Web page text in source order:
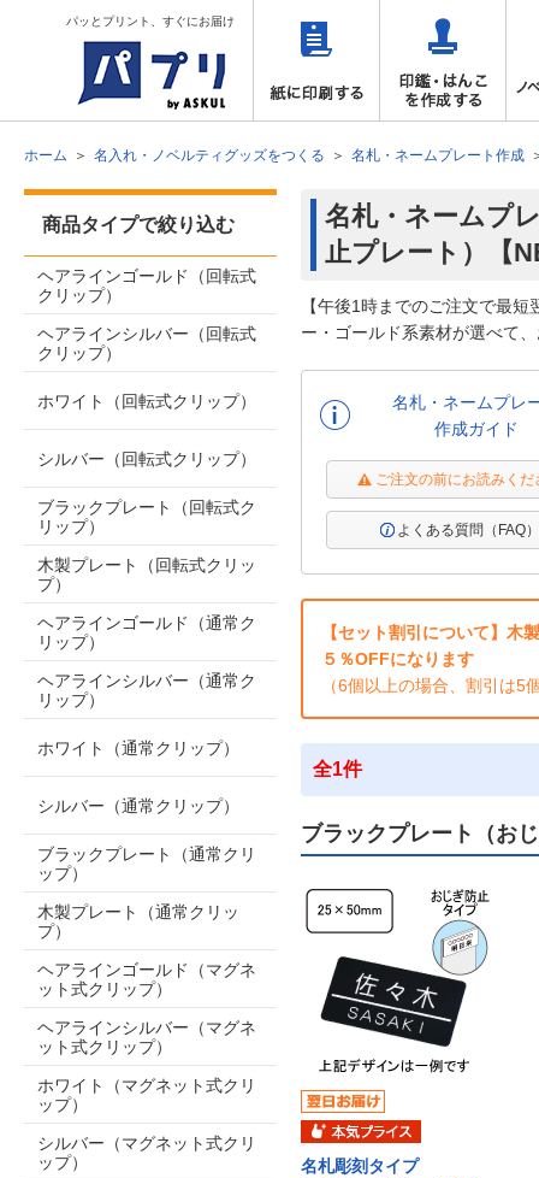
パッとプリント、すぐにお届け
ホーム 名入れ・ノベルティグッズをつくる 名札・ネームプレート作成
名札・ネームプ
止プレート）【
【午後1時までのご注文で最
ー・ゴールド系素材が選べて
名札・ネームプレ
作成ガイド
ご注文の前にお読みくだ
よくある質問（FAQ
【セット割引について】木
５％OFFになります
（6個以上の場合、割引は
全1件
ブラックプレート（お
名札彫刻タイプ
商品タイプで絞り込む
ヘアラインゴールド（回転式
クリップ）
ヘアラインシルバー（回転式
クリップ）
ホワイト（回転式クリップ）
シルバー（回転式クリップ）
ブラックプレート（回転式ク
リップ）
木製プレート（回転式クリッ
プ）
ヘアラインゴールド（通常ク
リップ）
ヘアラインシルバー（通常ク
リップ）
ホワイト（通常クリップ）
シルバー（通常クリップ）
ブラックプレート（通常クリ
ップ）
木製プレート（通常クリッ
プ）
ヘアラインゴールド（マグネ
ット式クリップ）
ヘアラインシルバー（マグネ
ット式クリップ）
ホワイト（マグネット式クリ
ップ）
シルバー（マグネット式クリ
ップ）